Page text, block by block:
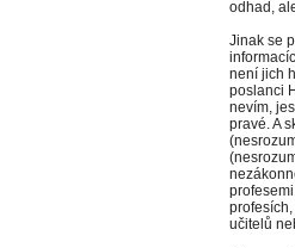
odhad,
Jinak se
není jich
poslanci
nevím,
pravé. A
učitelů